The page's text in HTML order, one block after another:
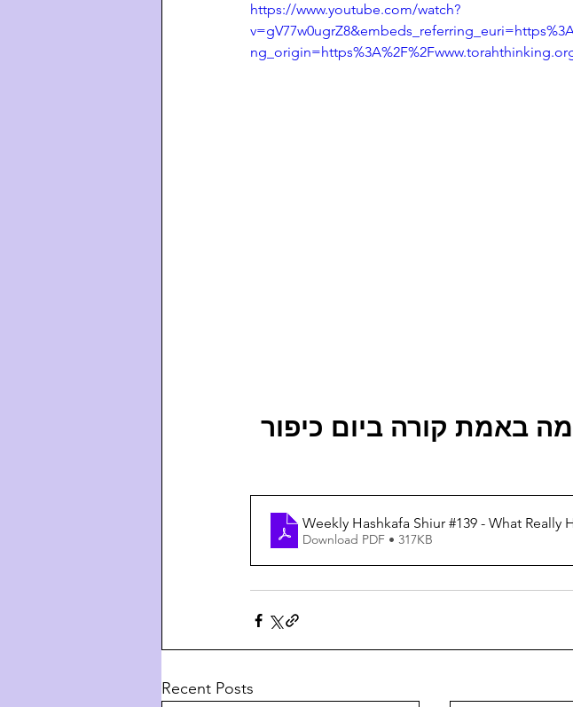
https://www.youtube.com/watch?
באמת קורה ביום כיפור
Weekly Hashkafa Shiur #139 - What
Download PDF • 317KB
Recent Posts